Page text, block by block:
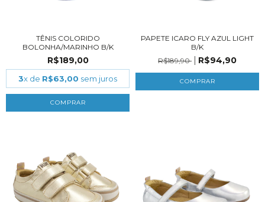
TÊNIS COLORIDO
BOLONHA/MARINHO B/K
R$189,00
3x de R$63,00 sem juros
COMPRAR
PAPETE ICARO FLY AZUL LIGHT
B/K
R$189,90
R$94,90
COMPRAR